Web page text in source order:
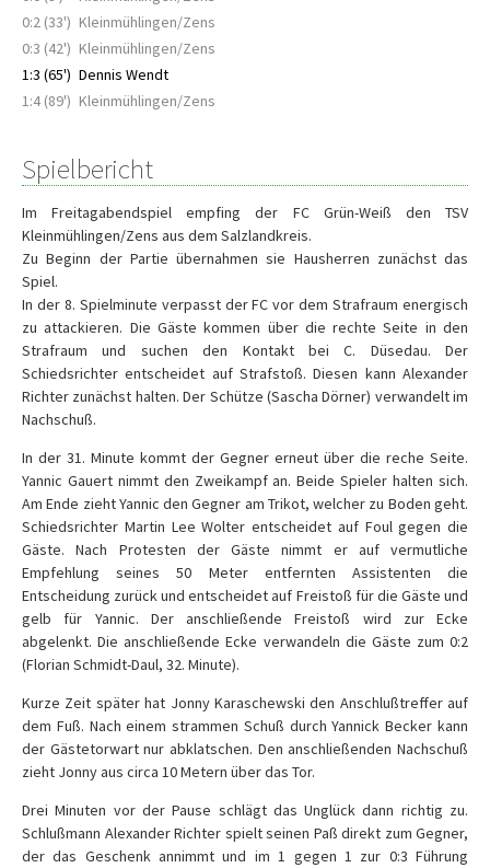
0:2 (33') Kleinmühlingen/Zens
0:3 (42') Kleinmühlingen/Zens
1:3 (65') Dennis Wendt
1:4 (89') Kleinmühlingen/Zens
Spielbericht
Im Freitagabendspiel empfing der FC Grün-Weiß den TSV
Kleinmühlingen/Zens aus dem Salzlandkreis.
Zu Beginn der Partie übernahmen sie Hausherren zunächst das
Spiel.
In der 8. Spielminute verpasst der FC vor dem Strafraum energisch
zu attackieren. Die Gäste kommen über die rechte Seite in den
Strafraum und suchen den Kontakt bei C. Düsedau. Der
Schiedsrichter entscheidet auf Strafstoß. Diesen kann Alexander
Richter zunächst halten. Der Schütze (Sascha Dörner) verwandelt im
Nachschuß.
In der 31. Minute kommt der Gegner erneut über die reche Seite.
Yannic Gauert nimmt den Zweikampf an. Beide Spieler halten sich.
Am Ende zieht Yannic den Gegner am Trikot, welcher zu Boden geht.
Schiedsrichter Martin Lee Wolter entscheidet auf Foul gegen die
Gäste. Nach Protesten der Gäste nimmt er auf vermutliche
Empfehlung seines 50 Meter entfernten Assistenten die
Entscheidung zurück und entscheidet auf Freistoß für die Gäste und
gelb für Yannic. Der anschließende Freistoß wird zur Ecke
abgelenkt. Die anschließende Ecke verwandeln die Gäste zum 0:2
(Florian Schmidt-Daul, 32. Minute).
Kurze Zeit später hat Jonny Karaschewski den Anschlußtreffer auf
dem Fuß. Nach einem strammen Schuß durch Yannick Becker kann
der Gästetorwart nur abklatschen. Den anschließenden Nachschuß
zieht Jonny aus circa 10 Metern über das Tor.
Drei Minuten vor der Pause schlägt das Unglück dann richtig zu.
Schlußmann Alexander Richter spielt seinen Paß direkt zum Gegner,
der das Geschenk annimmt und im 1 gegen 1 zur 0:3 Führung